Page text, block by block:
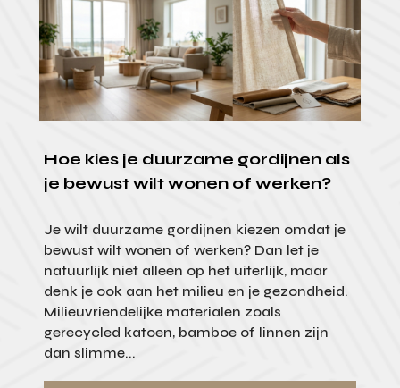
Hoe kies je duurzame gordijnen als
je bewust wilt wonen of werken?
Je wilt duurzame gordijnen kiezen omdat je
bewust wilt wonen of werken? Dan let je
natuurlijk niet alleen op het uiterlijk, maar
denk je ook aan het milieu en je gezondheid.
Milieuvriendelijke materialen zoals
gerecycled katoen, bamboe of linnen zijn
dan slimme...